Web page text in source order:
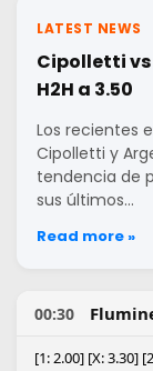
LATEST NEWS
Cipolletti
H2H a 3.50
Los recientes
Cipolletti y
tendencia de
sus últimos…
Read more »
00:30
[1: 2.00] [X: 3.30]